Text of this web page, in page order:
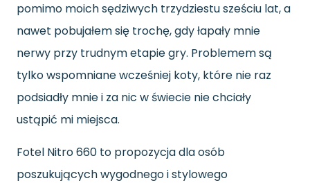
pomimo moich sędziwych trzydziestu sześciu lat, a
nawet pobujałem się trochę, gdy łapały mnie
nerwy przy trudnym etapie gry. Problemem są
tylko wspomniane wcześniej koty, które nie raz
podsiadły mnie i za nic w świecie nie chciały
ustąpić mi miejsca.
Fotel Nitro 660 to propozycja dla osób
poszukujących wygodnego i stylowego